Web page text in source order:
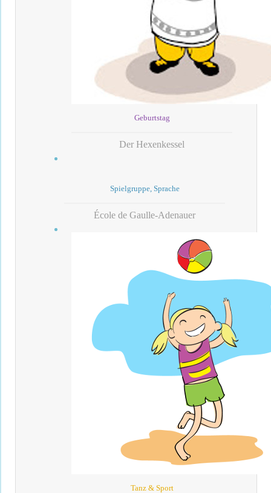
Geburtstag
Der Hexenkessel
Spielgruppe, Sprache
École de Gaulle-Adenauer
Tanz & Sport